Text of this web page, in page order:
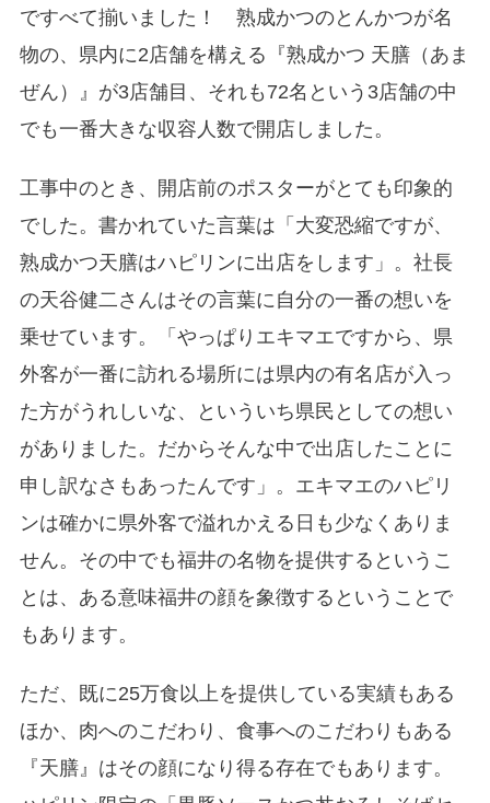
ですべて揃いました！ 熟成かつのとんかつが名
物の、県内に2店舗を構える『熟成かつ 天膳（あま
ぜん）』が3店舗目、それも72名という3店舗の中
でも一番大きな収容人数で開店しました。
工事中のとき、開店前のポスターがとても印象的
でした。書かれていた言葉は「大変恐縮ですが、
熟成かつ天膳はハピリンに出店をします」。社長
の天谷健二さんはその言葉に自分の一番の想いを
乗せています。「やっぱりエキマエですから、県
外客が一番に訪れる場所には県内の有名店が入っ
た方がうれしいな、といういち県民としての想い
がありました。だからそんな中で出店したことに
申し訳なさもあったんです」。エキマエのハピリ
ンは確かに県外客で溢れかえる日も少なくありま
せん。その中でも福井の名物を提供するというこ
とは、ある意味福井の顔を象徴するということで
もあります。
ただ、既に25万食以上を提供している実績もある
ほか、肉へのこだわり、食事へのこだわりもある
『天膳』はその顔になり得る存在でもあります。